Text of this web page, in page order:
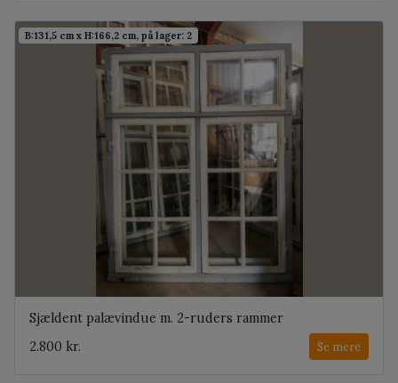
B:131,5 cm x H:166,2 cm, på lager: 2
Sjældent palævindue m. 2-ruders rammer
2.800 kr.
Se mere